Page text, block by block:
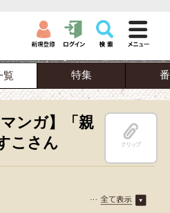
覧 特集
ンガ】「親
こさん
クリップ